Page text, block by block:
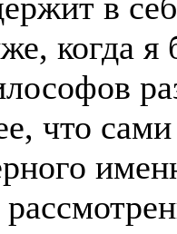
в
когда я
что